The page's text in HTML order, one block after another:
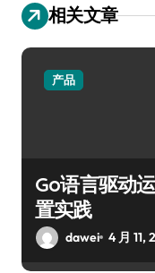
相关文章
产品
Go语言驱动
置实践
dawei 4 月 11,